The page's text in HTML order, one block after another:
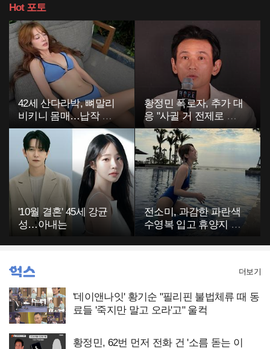
Hot포토
42세 산다라박, 뼈말리
비키니 몸매…납작 복
부에 깜짝
황정민 폭로자, 추가 대
응 "사귈 거 전제로 하
고…"
'10월 결혼' 45세 강균
성…아내는
전소미, 과감한 파란색
수영복 입고 휴양지 포
'데이앤나잇' 황기순 "필리핀 불법체류 때 동
료들 '죽지만 말고 오라'고" 울컥
황정민, 62번 먼저 전화 건 '소름 돋는 이
더보기